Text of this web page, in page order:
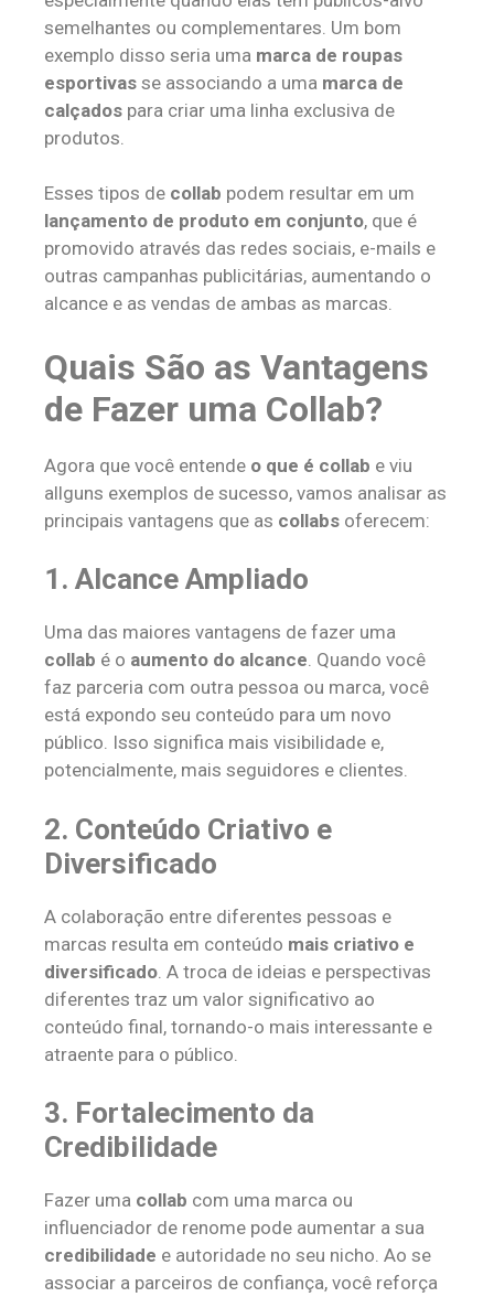
semelhantes ou complementares. Um bom
exemplo disso seria uma marca de roupas
esportivas se associando a uma marca de
calçados para criar uma linha exclusiva de
produtos.
Esses tipos de collab podem resultar em um
lançamento de produto em conjunto, que é
promovido através das redes sociais, e-mails e
outras campanhas publicitárias, aumentando o
alcance e as vendas de ambas as marcas.
Quais São as Vantagens
de Fazer uma Collab?
Agora que você entende o que é collab e viu
allguns exemplos de sucesso, vamos analisar as
principais vantagens que as collabs oferecem:
1. Alcance Ampliado
Uma das maiores vantagens de fazer uma
collab é o aumento do alcance. Quando você
faz parceria com outra pessoa ou marca, você
está expondo seu conteúdo para um novo
público. Isso significa mais visibilidade e,
potencialmente, mais seguidores e clientes.
2. Conteúdo Criativo e
Diversificado
A colaboração entre diferentes pessoas e
marcas resulta em conteúdo mais criativo e
diversificado . A troca de ideias e perspectivas
diferentes traz um valor significativo ao
conteúdo final, tornando-o mais interessante e
atraente para o público.
3. Fortalecimento da
Credibilidade
Fazer uma collab com uma marca ou
influenciador de renome pode aumentar a sua
credibilidade e autoridade no seu nicho. Ao se
associar a parceiros de confiança, você reforça